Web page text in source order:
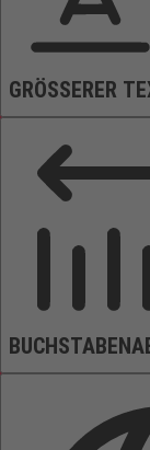
GRÖSSERER